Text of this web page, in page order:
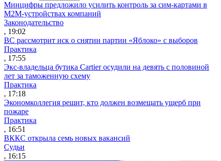
Минцифры предложило усилить контроль за сим-картами в
M2M-устройствах компаний
Законодательство
, 19:02
ВС рассмотрит иск о снятии партии «Яблоко» с выборов
Практика
, 17:55
Экс-владельца бутика Cartier осудили на девять с половиной
лет за таможенную схему
Практика
, 17:18
Экономколлегия решит, кто должен возмещать ущерб при
пожаре
Практика
, 16:51
ВККС открыла семь новых вакансий
Судьи
, 16:15